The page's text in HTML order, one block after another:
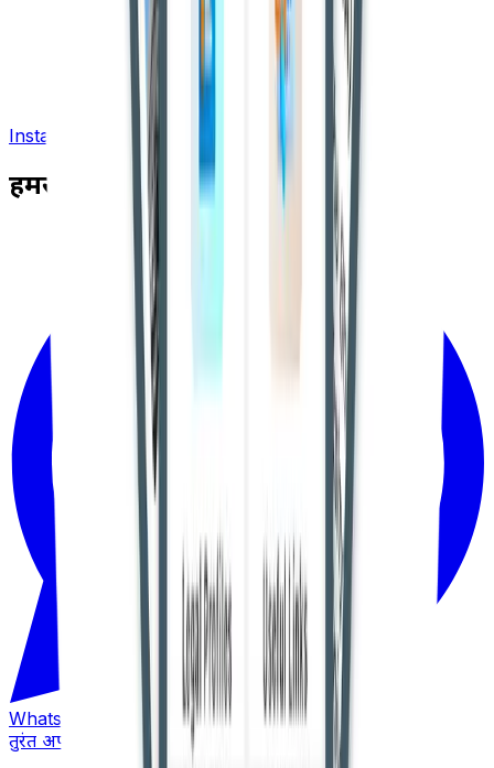
Install App
हमसे जुड़ें
WhatsApp
तुरंत अपडेट पाएं